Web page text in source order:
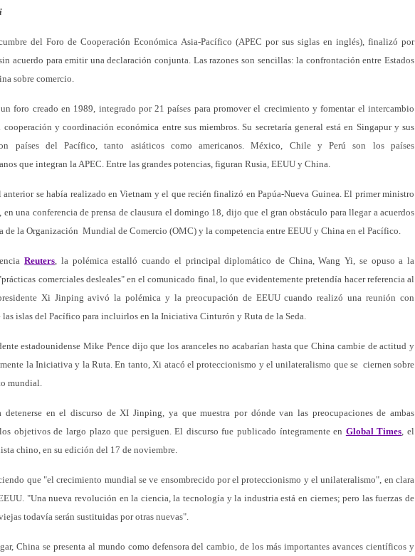
del Foro de Cooperación Económica Asia-Pacífico (APEC por sus siglas en inglés), finalizó por
acuerdo para emitir una declaración conjunta. Las razones son sencillas: la confrontación entre Estados
sobre comercio.
foro creado en 1989, integrado por 21 países para promover el crecimiento y fomentar el intercambio
y coordinación económica entre sus miembros. Su secretaría general está en Singapur y sus
países del Pacífico, tanto asiáticos como americanos. México, Chile y Perú son los países
que integran la APEC. Entre las grandes potencias, figuran Rusia, EEUU y China.
se había realizado en Vietnam y el que recién finalizó en Papúa-Nueva Guinea. El primer ministro
en una conferencia de prensa de clausura el domingo 18, dijo que el gran obstáculo para llegar a acuerdos
de la Organización Mundial de Comercio (OMC) y la competencia entre EEUU y China en el Pacífico.
Reuters, la polémica estalló cuando el principal diplomático de China, Wang Yi, se opuso a la
comerciales desleales" en el comunicado final, lo que evidentemente pretendía hacer referencia al
Xi Jinping avivó la polémica y la preocupación de EEUU cuando realizó una reunión con
las islas del Pacífico para incluirlos en la Iniciativa Cinturón y Ruta de la Seda.
estadounidense Mike Pence dijo que los aranceles no acabarían hasta que China cambie de actitud y
la Iniciativa y la Ruta. En tanto, Xi atacó el proteccionismo y el unilateralismo que se ciernen sobre
mundial.
detenerse en el discurso de XI Jinping, ya que muestra por dónde van las preocupaciones de ambas
objetivos de largo plazo que persiguen. El discurso fue publicado íntegramente en Global Times, el
chino, en su edición del 17 de noviembre.
que "el crecimiento mundial se ve ensombrecido por el proteccionismo y el unilateralismo", en clara
"Una nueva revolución en la ciencia, la tecnología y la industria está en ciernes; pero las fuerzas de
todavía serán sustituidas por otras nuevas".
China se presenta al mundo como defensora del cambio, de los más importantes avances científicos y